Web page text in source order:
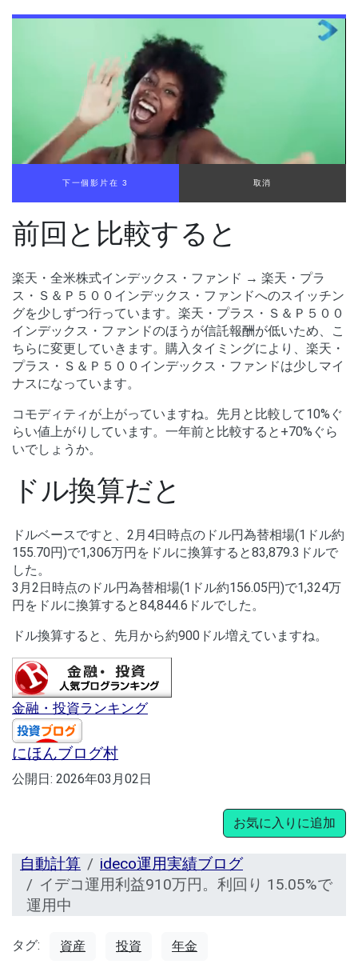
下一個影片在 2 取消
前回と比較すると
楽天・全米株式インデックス・ファンド → 楽天・プラ
ス・Ｓ＆Ｐ５００インデックス・ファンドへのスイッチン
グを少しずつ行っています。楽天・プラス・Ｓ＆Ｐ５００
インデックス・ファンドのほうが信託報酬が低いため、こ
ちらに変更していきます。購入タイミングにより、楽天・
プラス・Ｓ＆Ｐ５００インデックス・ファンドは少しマイ
ナスになっています。
コモディティが上がっていますね。先月と比較して10%ぐ
らい値上がりしています。一年前と比較すると+70%ぐら
いでしょうか。
ドル換算だと
ドルベースですと、2月4日時点のドル円為替相場(1ドル約
155.70円)で1,306万円をドルに換算すると83,879.3ドルで
した。
3月2日時点のドル円為替相場(1ドル約156.05円)で1,324万
円をドルに換算すると84,844.6ドルでした。
ドル換算すると、先月から約900ドル増えていますね。
金融・投資ランキング
にほんブログ村
公開日: 2026年03月02日
お気に入りに追加
自動計算
ideco運用実績ブログ
イデコ運用利益910万円。利回り 15.05%で
運用中
タグ: 資産 投資 年金